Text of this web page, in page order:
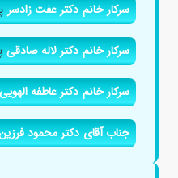
سرکار خانم دکتر عفت زادسر
سرکار خانم دکتر لاله صادقی
سرکار خانم دکتر عاطفه
جناب آقای دکتر محمود